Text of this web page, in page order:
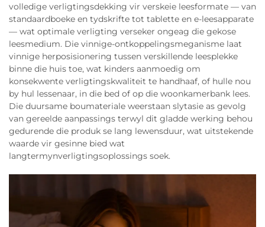
volledige verligtingsdekking vir verskeie leesformate — van
standaardboeke en tydskrifte tot tablette en e-leesapparate
— wat optimale verligting verseker ongeag die gekose
leesmedium. Die vinnige-ontkoppelingsmeganisme laat
vinnige herposisionering tussen verskillende leesplekke
binne die huis toe, wat kinders aanmoedig om
konsekwente verligtingskwaliteit te handhaaf, of hulle nou
by hul lessenaar, in die bed of op die woonkamerbank lees.
Die duursame boumateriale weerstaan slytasie as gevolg
van gereelde aanpassings terwyl dit gladde werking behou
gedurende die produk se lang lewensduur, wat uitstekende
waarde vir gesinne bied wat
langtermynverligtingsoplossings soek.